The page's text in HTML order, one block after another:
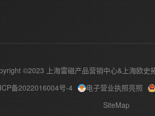
©2023 上海雷磁产品营销中心&
备2022016004号-4
电子营业执照亮照
SiteMap